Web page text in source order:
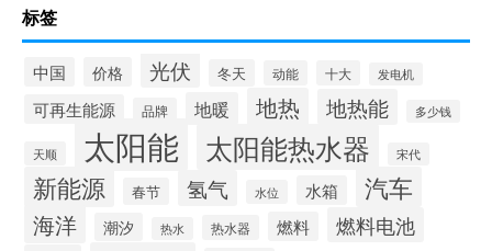
标签
中国 价格 光伏 冬天 动能 十大 发电机
可再生能源 品牌 地暖 地热 地热能 多少钱
天顺 太阳能 太阳能热水器 宋代
新能源 春节 氢气 水位 水箱 汽车
海洋 潮汐 热水 热水器 燃料
燃料电池